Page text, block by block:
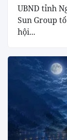
UBND tỉnh
Sun Group
hội...